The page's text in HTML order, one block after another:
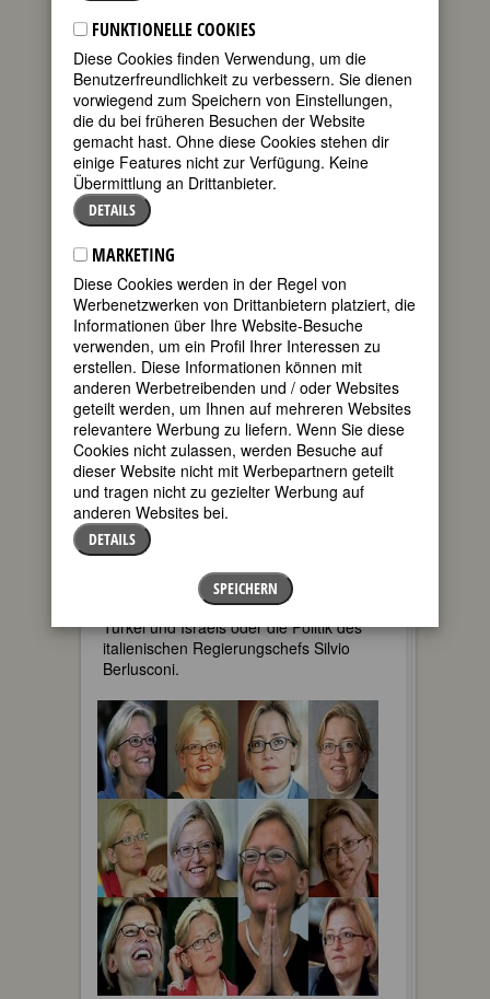
Umweltressort, ab 1998 ist sie
Außenministerin, 2001 EU-
Ratspräsidentin. Und schließlich als
Nachfolgerin von Ministerpräsident
Göran Persson im Gespräch. „Nein,
nein“, dementiert sie, „mein Privatleben
leidet schon genug unter meinem Job
als Außenministerin. Und als
Ministerpräsidentin wäre das zehnmal
schlimmer.“ Bo Holmberg, mit dem sie
schirmt sie gegenüber der Öffentlichkeit
ab. 100 km pendelt sie deshalb jeden
Tag zwischen Stockholm und ihrem
Zuhause in Nyköping.
Auf der politischen Bühne agiert sie
offen, mutig und glaubwürdig.
Journalisten loben ihren entspannten
Umgang mit den Medien. Die Schweden
wählen sie zur beliebtesten Politikerin
ihres Landes. „Ich muss sagen können,
was ich denke, sonst fühle ich mich nicht
wohl.“ Die Außenministerin verurteilte
Bushs Krieg gegen den Irak als
Völkerrechtsbruch, unterstützte die
Kurden und Palästinenser und kritisierte
standhaft die rechten Regierungen der
Türkei und Israels oder die Politik des
italienischen Regierungschefs Silvio
Berlusconi.
FUNKTIONELLE COOKIES
Diese Cookies finden Verwendung, um die
Benutzerfreundlichkeit zu verbessern. Sie dienen
vorwiegend zum Speichern von Einstellungen,
die du bei früheren Besuchen der Website
gemacht hast. Ohne diese Cookies stehen dir
einige Features nicht zur Verfügung. Keine
Übermittlung an Drittanbieter.
DETAILS
MARKETING
Diese Cookies werden in der Regel von
Werbenetzwerken von Drittanbietern platziert, die
Informationen über Ihre Website-Besuche
verwenden, um ein Profil Ihrer Interessen zu
erstellen. Diese Informationen können mit
anderen Werbetreibenden und / oder Websites
geteilt werden, um Ihnen auf mehreren Websites
relevantere Werbung zu liefern. Wenn Sie diese
Cookies nicht zulassen, werden Besuche auf
dieser Website nicht mit Werbepartnern geteilt
und tragen nicht zu gezielter Werbung auf
anderen Websites bei.
DETAILS
SPEICHERN